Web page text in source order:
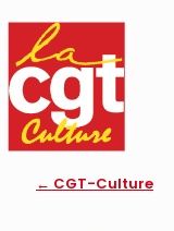
← CGT-Culture